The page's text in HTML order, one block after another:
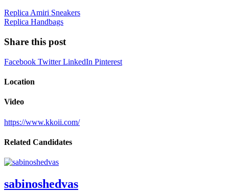
Replica Amiri Sneakers
Replica Handbags
Share this post
Facebook TwitterLinkedIn Pinterest
Location
Video
https://www.kkoii.com/
Related Candidates
sabinoshedvas